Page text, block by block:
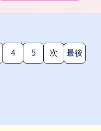
4 5 次 最後